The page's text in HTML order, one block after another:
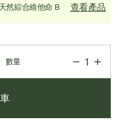
然綜合維他命 B 查看產品
數量